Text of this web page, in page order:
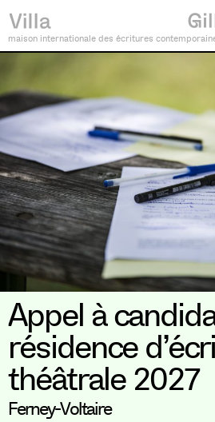
maison internationale des écritures
Appel à
résidence
théâtrale 2027
Ferney-Voltaire